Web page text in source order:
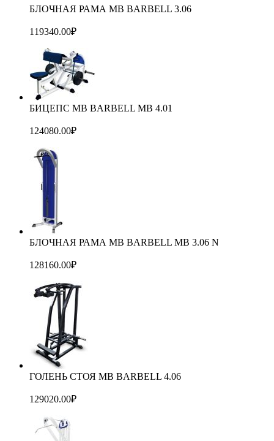
БЛОЧНАЯ РАМА MB BARBELL 3.06
119340.00₽
БИЦЕПС MB BARBELL MB 4.01
124080.00₽
БЛОЧНАЯ РАМА MB BARBELL MB 3.06 N
128160.00₽
ГОЛЕНЬ СТОЯ MB BARBELL 4.06
129020.00₽